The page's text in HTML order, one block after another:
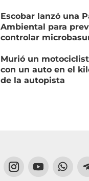
Escobar lanzó una
Ambiental para
controlar
Murió un
con un auto en el
de la autopista